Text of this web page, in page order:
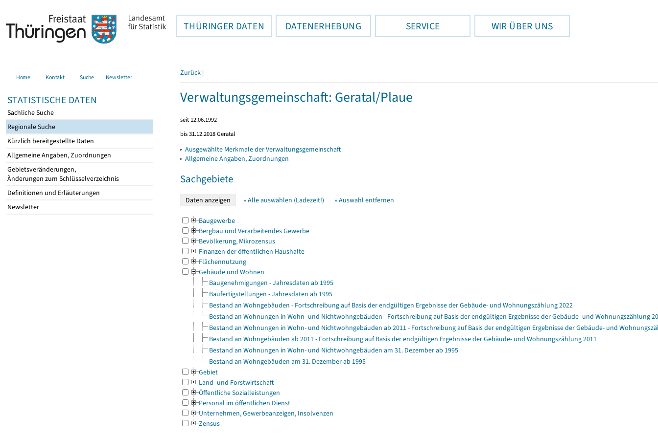
THÜRINGER DATEN DATENERHEBUNG SERVICE WIR ÜBER UNS
Home Kontakt Suche Newsletter
STATISTISCHE DATEN
Sachliche Suche
Regionale Suche
Kürzlich bereitgestellte Daten
Allgemeine Angaben, Zuordnungen
Gebietsveränderungen,
Änderungen zum Schlüsselverzeichnis
Definitionen und Erläuterungen
Newsletter
Zurück |
Verwaltungsgemeinschaft: Geratal/Plaue
seit 12.06.1992
bis 31.12.2018 Geratal
▸ Ausgewählte Merkmale der Verwaltungsgemeinschaft
▸ Allgemeine Angaben, Zuordnungen
Sachgebiete
» Alle auswählen (Ladezeit!) » Auswahl entfernen
Baugewerbe
Bergbau und Verarbeitendes Gewerbe
Bevölkerung, Mikrozensus
Finanzen der öffentlichen Haushalte
Flächennutzung
Gebäude und Wohnen
Baugenehmigungen - Jahresdaten ab 1995
Baufertigstellungen - Jahresdaten ab 1995
Bestand an Wohngebäuden - Fortschreibung auf Basis der endgültigen Ergebnisse der Gebäude- und Wohnungszählung 2022
Bestand an Wohnungen in Wohn- und Nichtwohngebäuden - Fortschreibung auf Basis der endgültigen Ergebnisse der Gebäude- und Wohnungszählung
Bestand an Wohnungen in Wohn- und Nichtwohngebäuden ab 2011 - Fortschreibung auf Basis der endgültigen Ergebnisse der Gebäude- und
Bestand an Wohngebäuden ab 2011 - Fortschreibung auf Basis der endgültigen Ergebnisse der Gebäude- und Wohnungszählung 2011
Bestand an Wohnungen in Wohn- und Nichtwohngebäuden am 31. Dezember ab 1995
Bestand an Wohngebäuden am 31. Dezember ab 1995
Gebiet
Land- und Forstwirtschaft
Öffentliche Sozialleistungen
Personal im öffentlichen Dienst
Unternehmen, Gewerbeanzeigen, Insolvenzen
Zensus